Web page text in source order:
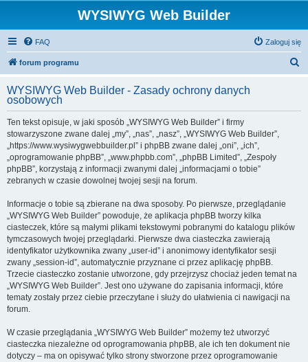
WYSIWYG Web Builder
FAQ Zaloguj się
forum programu
k
WYSIWYG Web Builder - Zasady ochrony danych
osobowych
Ten tekst opisuje, w jaki sposób „WYSIWYG Web Builder” i firmy
stowarzyszone zwane dalej „my”, „nas”, „nasz”, „WYSIWYG Web Builder”,
„https://www.wysiwygwebbuilder.pl” i phpBB zwane dalej „oni”, „ich”,
„oprogramowanie phpBB”, „www.phpbb.com”, „phpBB Limited”, „Zespoły
phpBB”, korzystają z informacji zwanymi dalej „informacjami o tobie”
zebranych w czasie dowolnej twojej sesji na forum.
Informacje o tobie są zbierane na dwa sposoby. Po pierwsze, przeglądanie
„WYSIWYG Web Builder” powoduje, że aplikacja phpBB tworzy kilka
ciasteczek, które są małymi plikami tekstowymi pobranymi do katalogu plików
tymczasowych twojej przeglądarki. Pierwsze dwa ciasteczka zawierają
identyfikator użytkownika zwany „user-id” i anonimowy identyfikator sesji
zwany „session-id”, automatycznie przyznane ci przez aplikację phpBB.
Trzecie ciasteczko zostanie utworzone, gdy przejrzysz chociaż jeden temat na
„WYSIWYG Web Builder”. Jest ono używane do zapisania informacji, które
tematy zostały przez ciebie przeczytane i służy do ułatwienia ci nawigacji na
forum.
W czasie przeglądania „WYSIWYG Web Builder” możemy też utworzyć
ciasteczka niezależne od oprogramowania phpBB, ale ich ten dokument nie
dotyczy – ma on opisywać tylko strony stworzone przez oprogramowanie